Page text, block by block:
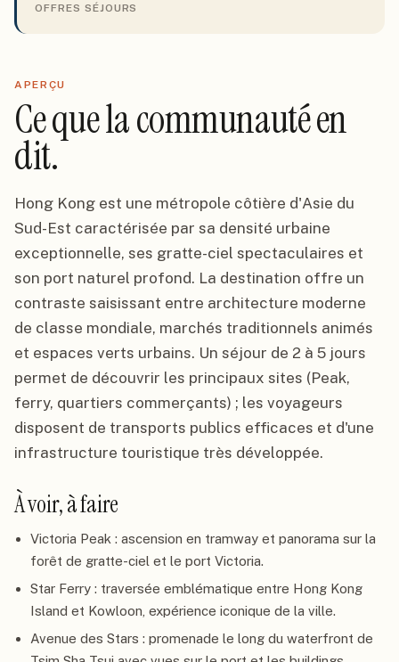
OFFRES SÉJOURS
APERÇU
Ce que la communauté en
dit.
Hong Kong est une métropole côtière d'Asie du
Sud-Est caractérisée par sa densité urbaine
exceptionnelle, ses gratte-ciel spectaculaires et
son port naturel profond. La destination offre un
contraste saisissant entre architecture moderne
de classe mondiale, marchés traditionnels animés
et espaces verts urbains. Un séjour de 2 à 5 jours
permet de découvrir les principaux sites (Peak,
ferry, quartiers commerçants) ; les voyageurs
disposent de transports publics efficaces et d'une
infrastructure touristique très développée.
À voir, à faire
Victoria Peak : ascension en tramway et panorama sur la
forêt de gratte-ciel et le port Victoria.
Star Ferry : traversée emblématique entre Hong Kong
Island et Kowloon, expérience iconique de la ville.
Avenue des Stars : promenade le long du waterfront de